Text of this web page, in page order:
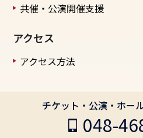
共催・公演開催支援
アクセス
アクセス方法
チケット・公演・ホー
048-